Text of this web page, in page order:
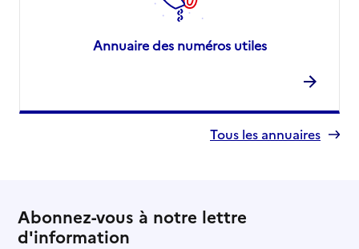
Annuaire des numéros utiles
Tous les annuaires
Abonnez-vous à notre lettre
d'information